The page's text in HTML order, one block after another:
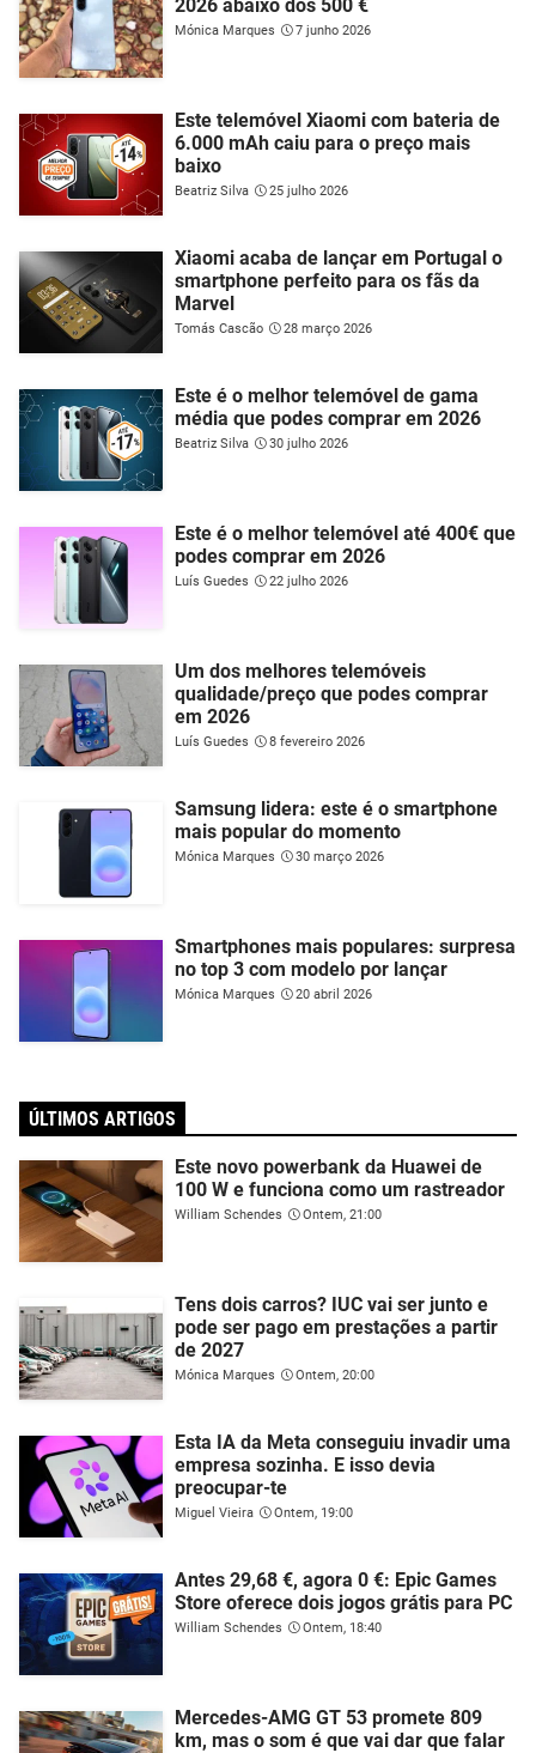
2026 abaixo dos 500 €
Mónica Marques 7 junho 2026
Este telemóvel Xiaomi com bateria de
6.000 mAh caiu para o preço mais
baixo
Beatriz Silva 25 julho 2026
Xiaomi acaba de lançar em Portugal o
smartphone perfeito para os fãs da
Marvel
Tomás Cascão 28 março 2026
Este é o melhor telemóvel de gama
média que podes comprar em 2026
Beatriz Silva 30 julho 2026
Este é o melhor telemóvel até 400€ que
podes comprar em 2026
Luís Guedes 22 julho 2026
Um dos melhores telemóveis
qualidade/preço que podes comprar
em 2026
Luís Guedes 8 fevereiro 2026
Samsung lidera: este é o smartphone
mais popular do momento
Mónica Marques 30 março 2026
Smartphones mais populares: surpresa
no top 3 com modelo por lançar
Mónica Marques 20 abril 2026
ÚLTIMOS ARTIGOS
Este novo powerbank da Huawei de
100 W e funciona como um rastreador
William Schendes Ontem, 21:00
Tens dois carros? IUC vai ser junto e
pode ser pago em prestações a partir
de 2027
Mónica Marques Ontem, 20:00
Esta IA da Meta conseguiu invadir uma
empresa sozinha. E isso devia
preocupar-te
Miguel Vieira Ontem, 19:00
Antes 29,68 €, agora 0 €: Epic Games
Store oferece dois jogos grátis para PC
William Schendes Ontem, 18:40
Mercedes-AMG GT 53 promete 809
km, mas o som é que vai dar que falar